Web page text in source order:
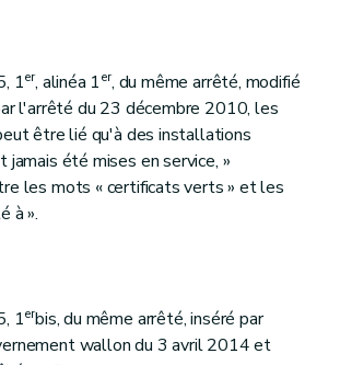
1er, alinéa 1er, du même arrêté, modifié
l'arrêté du 23 décembre 2010, les
être lié qu'à des installations
jamais été mises en service, »
les mots « certificats verts » et les
à ».
1erbis, du même arrêté, inséré par
wallon du 3 avril 2014 et